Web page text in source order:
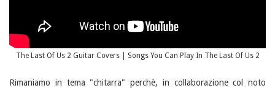
The Last Of Us 2 Guitar Covers | Songs You Can Play In The Last Of Us 2
Rimaniamo in tema "chitarra" perchè, in collaborazione col noto